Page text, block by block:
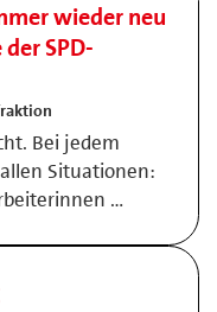
wieder neu
SPD-
Bei jedem
Situationen:
…